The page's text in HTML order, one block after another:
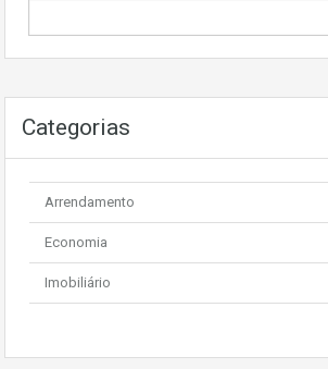
Categorias
Arrendamento
Economia
Imobiliário